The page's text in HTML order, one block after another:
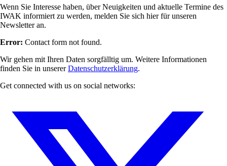
Wenn Sie Interesse haben, über Neuigkeiten und aktuelle Termine des
IWAK informiert zu werden, melden Sie sich hier für unseren
Newsletter an.
Error: Contact form not found.
Wir gehen mit Ihren Daten sorgfälltig um. Weitere Informationen
finden Sie in unsererDatenschutzerklärung.
Get connected with us on social networks: